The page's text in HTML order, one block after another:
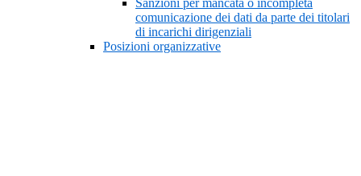
Sanzioni per mancata o incompleta
comunicazione dei dati da parte dei titolari
di incarichi dirigenziali
Posizioni organizzative